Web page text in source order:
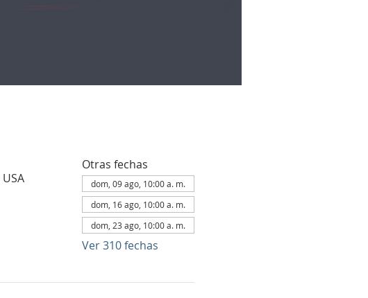
Otras fechas
dom, 09 ago, 10:00 a. m.
dom, 16 ago, 10:00 a. m.
dom, 23 ago, 10:00 a. m.
Ver 310 fechas